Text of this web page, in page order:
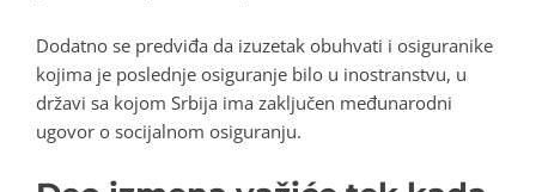
Dodatno se predviđa da izuzetak obuhvati i osiguranike
kojima je poslednje osiguranje bilo u inostranstvu, u
državi sa kojom Srbija ima zaključen međunarodni
ugovor o socijalnom osiguranju.